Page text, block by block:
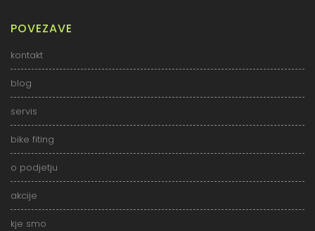
POVEZAVE
kontakt
blog
servis
bike fiting
o podjetju
akcije
kje smo